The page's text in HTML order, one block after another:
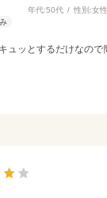
年代:50代 性別:女性
ュッとするだけなので